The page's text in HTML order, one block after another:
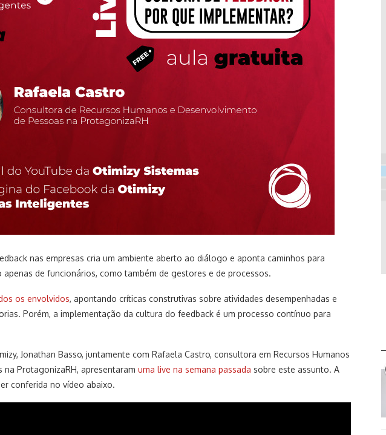
nas empresas cria um ambiente aberto ao diálogo e aponta caminhos para
de funcionários, como também de gestores e de processos.
os envolvidos, apontando críticas construtivas sobre atividades desempenhadas e
Porém, a implementação da cultura do feedback é um processo contínuo para
Jonathan Basso, juntamente com Rafaela Castro, consultora em Recursos Humanos
ProtagonizaRH, apresentaram uma live na semana passada sobre este assunto. A
conferida no vídeo abaixo.